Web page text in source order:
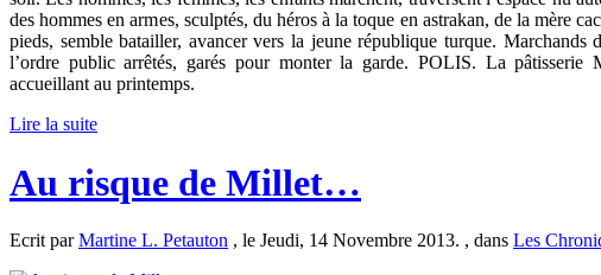
des hommes en armes, sculptés, du héros à la toque en astrakan, de la mère
pieds, semble batailler, avancer vers la jeune république turque. Marchands
l’ordre public arrêtés, garés pour monter la garde. POLIS. La pâtisserie
accueillant au printemps.
Lire la suite
Au risque de Millet…
Ecrit parMartine L. Petauton , le Jeudi, 14 Novembre 2013. , dans Les